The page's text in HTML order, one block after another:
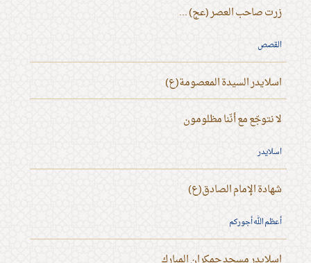
زرت صاحب العصر (عج) ...
القصص
اسلايدر السيدة المعصومة(ع)
لا نتوجّع مع أنّنا مظلومون
اسلايدر
شهادة الإمام الصادق(ع)
أعظم الله أجوركم